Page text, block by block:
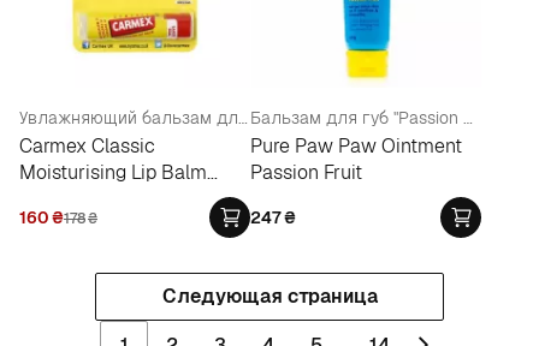
Увлажняющий бальзам для губ "Классический"
Carmex Classic
Moisturising Lip Balm
160₴178₴
Бальзам для губ "Passion Fruit"
Pure Paw Paw Ointment
Passion Fruit
247₴
Следующая страница